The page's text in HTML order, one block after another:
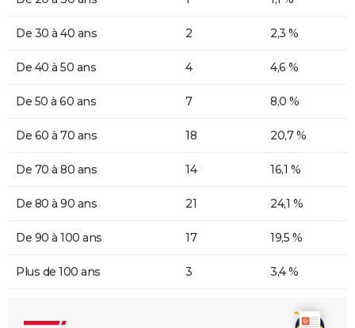
De 30 à 40 ans 2 2,3 %
De 40 à 50 ans 4 4,6 %
De 50 à 60 ans 7 8,0 %
De 60 à 70 ans 18 20,7 %
De 70 à 80 ans 14 16,1 %
De 80 à 90 ans 21 24,1 %
De 90 à 100 ans 17 19,5 %
Plus de 100 ans 3 3,4 %